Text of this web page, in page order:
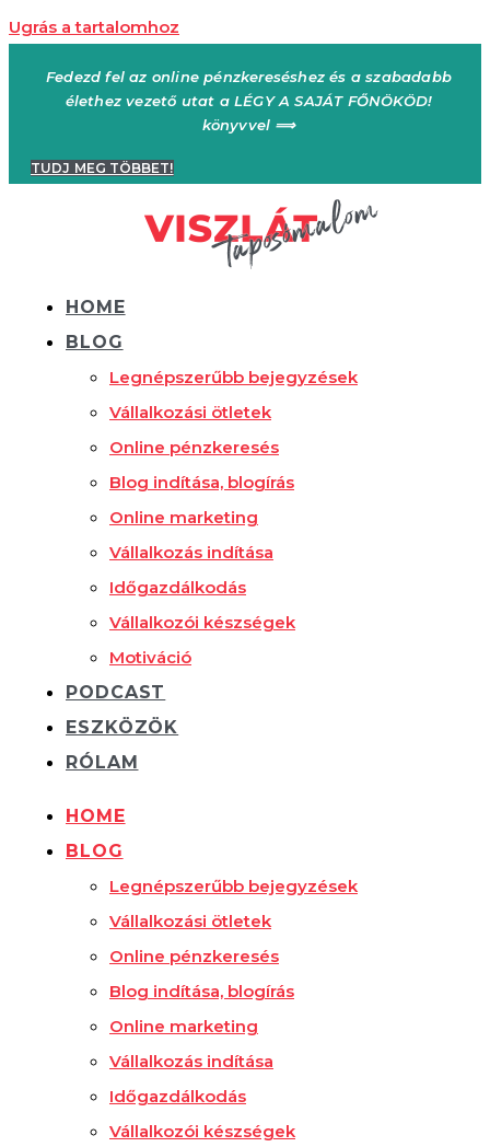
Ugrás a tartalomhoz
Fedezd fel az online pénzkereséshez és a szabadabb
élethez vezető utat a LÉGY A SAJÁT FŐNÖKÖD!
könyvvel ⟹
TUDJ MEG TÖBBET!
HOME
BLOG
Legnépszerűbb bejegyzések
Vállalkozási ötletek
Online pénzkeresés
Blog indítása, blogírás
Online marketing
Vállalkozás indítása
Időgazdálkodás
Vállalkozói készségek
Motiváció
PODCAST
ESZKÖZÖK
RÓLAM
HOME
BLOG
Legnépszerűbb bejegyzések
Vállalkozási ötletek
Online pénzkeresés
Blog indítása, blogírás
Online marketing
Vállalkozás indítása
Időgazdálkodás
Vállalkozói készségek